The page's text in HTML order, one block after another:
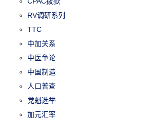
RV调研系列
TTC
中加关系
中医争论
中国制造
人口普查
党魁选举
加元汇率